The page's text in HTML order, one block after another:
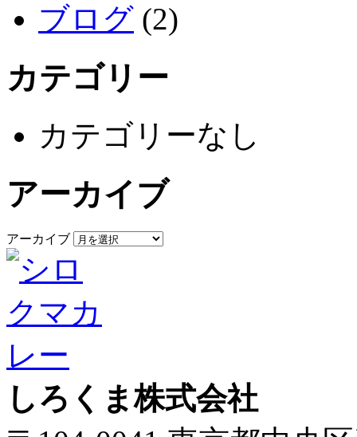
ブログ (2)
カテゴリー
カテゴリーなし
アーカイブ
アーカイブ
しろくま株式会社